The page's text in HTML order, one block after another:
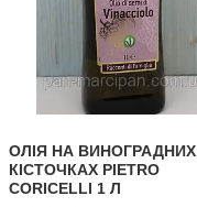
ОЛІЯ НА ВИНОГРАДНИХ
КІСТОЧКАХ PIETRO
CORICELLI 1 Л